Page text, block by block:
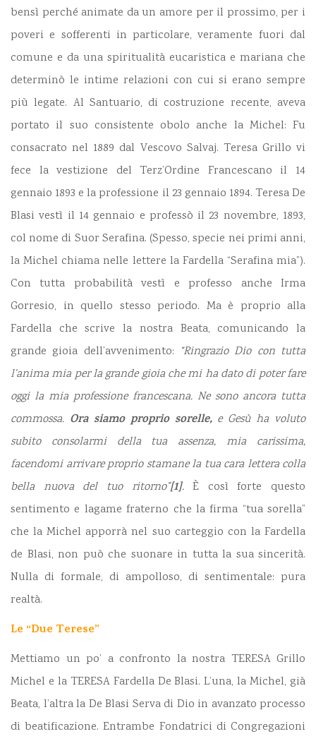
bensì perché animate da un amore per il prossimo, per i
poveri e sofferenti in particolare, veramente fuori dal
comune e da una spiritualità eucaristica e mariana che
determinò le intime relazioni con cui si erano sempre
più legate. Al Santuario, di costruzione recente, aveva
portato il suo consistente obolo anche la Michel: Fu
consacrato nel 1889 dal Vescovo Salvaj. Teresa Grillo vi
fece la vestizione del Terz’Ordine Francescano il 14
gennaio 1893 e la professione il 23 gennaio 1894. Teresa De
Blasi vestì il 14 gennaio e professò il 23 novembre, 1893,
col nome di Suor Serafina. (Spesso, specie nei primi anni,
la Michel chiama nelle lettere la Fardella “Serafina mia”).
Con tutta probabilità vestì e professo anche Irma
Gorresio, in quello stesso periodo. Ma è proprio alla
Fardella che scrive la nostra Beata, comunicando la
grande gioia dell’avvenimento: “Ringrazio Dio con tutta
l’anima mia per la grande gioia che mi ha dato di poter fare
oggi la mia professione francescana. Ne sono ancora tutta
commossa. Ora siamo proprio sorelle, e Gesù ha voluto
subito consolarmi della tua assenza, mia carissima,
facendomi arrivare proprio stamane la tua cara lettera colla
bella nuova del tuo ritorno”[1].È così forte questo
sentimento e lagame fraterno che la firma “tua sorella”
che la Michel apporrà nel suo carteggio con la Fardella
de Blasi, non può che suonare in tutta la sua sincerità.
Nulla di formale, di ampolloso, di sentimentale: pura
realtà.
Le “Due Terese”
Mettiamo un po’ a confronto la nostra TERESA Grillo
Michel e la TERESA Fardella De Blasi. L’una, la Michel, già
Beata, l’altra la De Blasi Serva di Dio in avanzato processo
di beatificazione. Entrambe Fondatrici di Congregazioni